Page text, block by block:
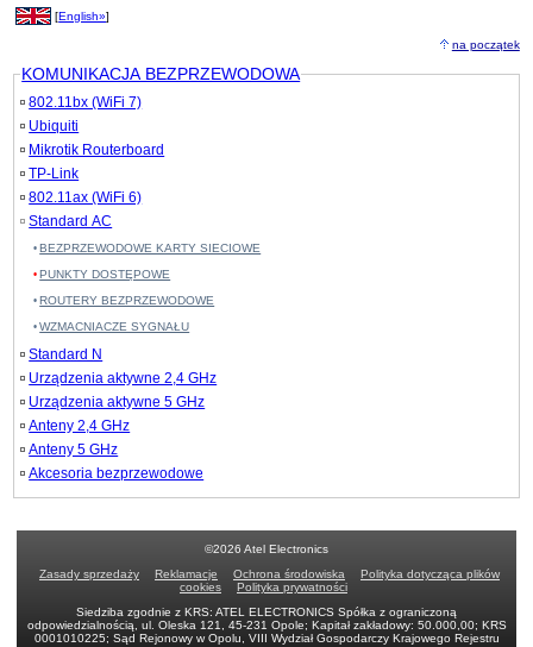
[English»]
na początek
KOMUNIKACJA BEZPRZEWODOWA
802.11bx (WiFi 7)
Ubiquiti
Mikrotik Routerboard
TP-Link
802.11ax (WiFi 6)
Standard AC
BEZPRZEWODOWE KARTY SIECIOWE
PUNKTY DOSTĘPOWE
ROUTERY BEZPRZEWODOWE
WZMACNIACZE SYGNAŁU
Standard N
Urządzenia aktywne 2,4 GHz
Urządzenia aktywne 5 GHz
Anteny 2,4 GHz
Anteny 5 GHz
Akcesoria bezprzewodowe
©2026 Atel Electronics
Zasady sprzedaży
Reklamacje Ochrona środowiska
Polityka dotycząca plików
cookies
Polityka prywatności
Siedziba zgodnie z KRS: ATEL ELECTRONICS Spółka z ograniczoną
odpowiedzialnością, ul. Oleska 121, 45-231 Opole; Kapitał zakładowy: 50.000,00; KRS
0001010225; Sąd Rejonowy w Opolu, VIII Wydział Gospodarczy Krajowego Rejestru